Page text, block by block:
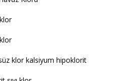
klor kalsiyum hipoklorit